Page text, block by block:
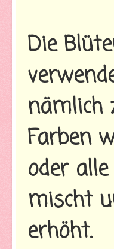
Die
nämlich
Farben
oder
mischt
erhöht.